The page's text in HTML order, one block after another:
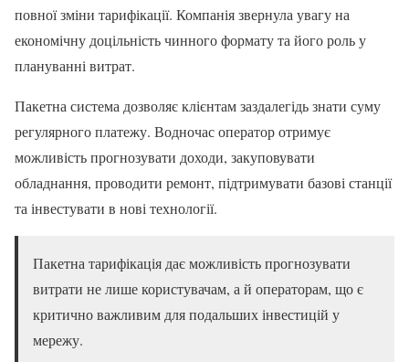
повної зміни тарифікації. Компанія звернула увагу на
економічну доцільність чинного формату та його роль у
плануванні витрат.
Пакетна система дозволяє клієнтам заздалегідь знати суму
регулярного платежу. Водночас оператор отримує
можливість прогнозувати доходи, закуповувати
обладнання, проводити ремонт, підтримувати базові станції
та інвестувати в нові технології.
Пакетна тарифікація дає можливість прогнозувати
витрати не лише користувачам, а й операторам, що є
критично важливим для подальших інвестицій у
мережу.